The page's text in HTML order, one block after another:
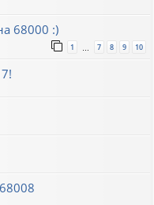
68000 :)
1 7 8 9 10